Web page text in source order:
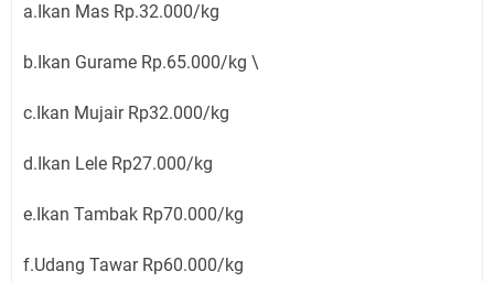
a.Ikan Mas Rp.32.000/kg
b.Ikan Gurame Rp.65.000/kg \
c.Ikan Mujair Rp32.000/kg
d.Ikan Lele Rp27.000/kg
e.Ikan Tambak Rp70.000/kg
f.Udang Tawar Rp60.000/kg